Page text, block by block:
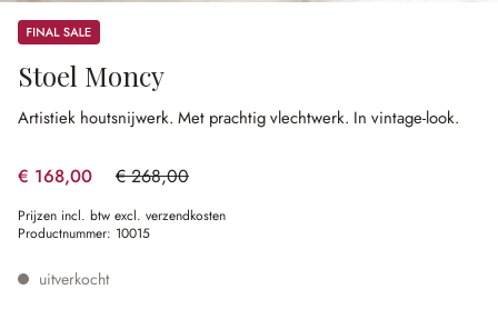
Sale
Stoel Moncy
Artistiek houtsnijwerk. Met prachtig vlechtwerk. In vintage-look.
€ 168,00 € 268,00
(37.31% gespart)
Prijzen incl. btw excl. verzendkosten
Productnummer: 10015
uitverkocht